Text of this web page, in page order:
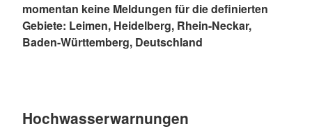
momentan keine Meldungen für die definierten
Gebiete: Leimen, Heidelberg, Rhein-Neckar,
Baden-Württemberg, Deutschland
Hochwasserwarnungen